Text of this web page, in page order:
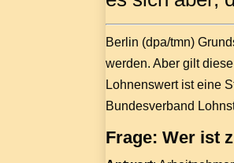
Berlin (dpa/tmn)
werden. Aber gilt
Lohnenswert ist eine
Bundesverband
Frage: Wer ist